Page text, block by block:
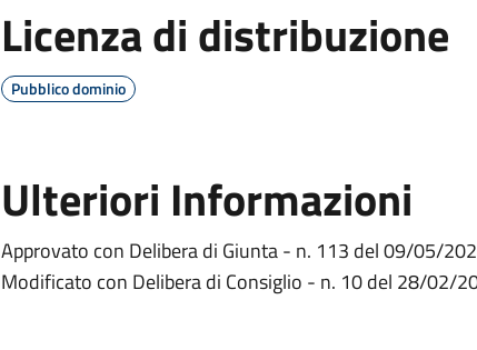
Licenza di distribuzione
Pubblico dominio
Ulteriori Informazioni
Approvato con Delibera di Giunta - n. 113 del 09/05/
Modificato con Delibera di Consiglio - n. 10 del 28/02/